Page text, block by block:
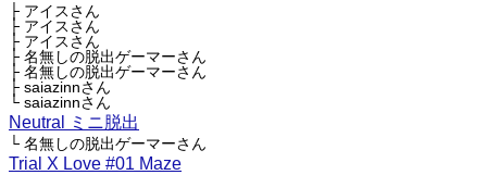
├ アイスさん
├ アイスさん
├ アイスさん
├ 名無しの脱出ゲーマーさん
├ 名無しの脱出ゲーマーさん
├ saiazinnさん
└ saiazinnさん
Neutral ミニ脱出
└ 名無しの脱出ゲーマーさん
Trial X Love #01 Maze